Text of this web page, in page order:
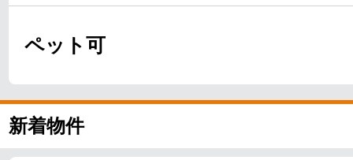
ペット可
新着物件